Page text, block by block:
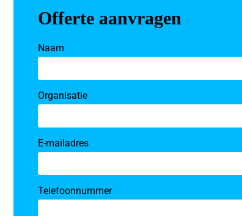
Offerte aanvragen
Naam
Organisatie
E-mailadres
Telefoonnummer